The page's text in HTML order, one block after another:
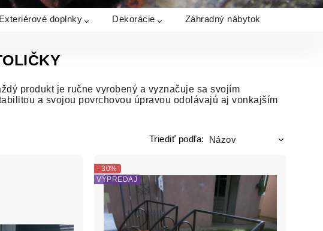
Exteriérové doplnky Dekorácie Záhradný nábytok
produkt je ručne vyrobený a vyznačuje sa svojím
a svojou povrchovou úpravou odolávajú aj vonkajším
Triediť podľa:
- 30%
VÝPREDAJ